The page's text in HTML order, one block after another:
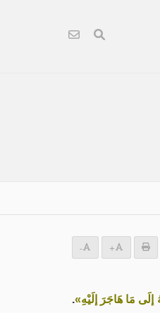
+
-
إلَى مَا هَاجَرَ إلَيْهِ».